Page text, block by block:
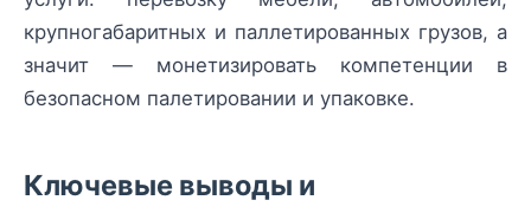
крупногабаритных и паллетированных грузов, а
значит — монетизировать компетенции в
безопасном палетировании и упаковке.
Ключевые выводы и